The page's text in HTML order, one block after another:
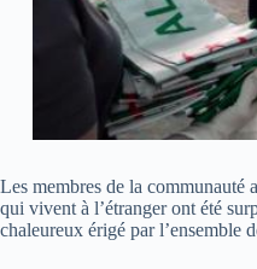
Les membres de la communauté
qui vivent à l’étranger ont été
chaleureux érigé par l’ensemble